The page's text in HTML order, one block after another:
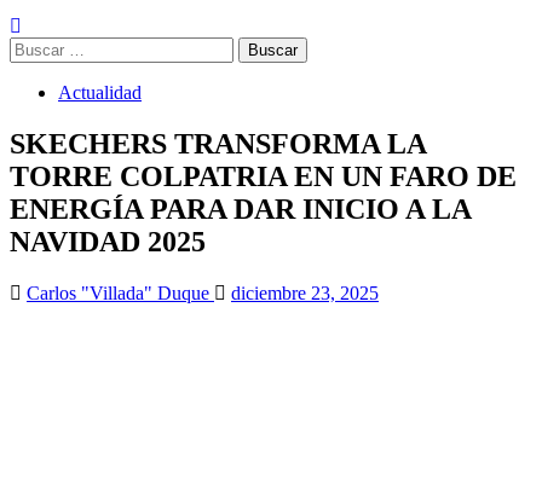
Buscar:
Actualidad
SKECHERS TRANSFORMA LA
TORRE COLPATRIA EN UN FARO DE
ENERGÍA PARA DAR INICIO A LA
NAVIDAD 2025
Carlos "Villada" Duque diciembre 23, 2025